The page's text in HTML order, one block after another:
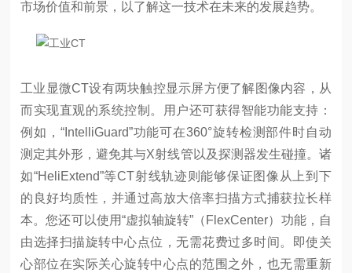
市场价值和前景，以了解这一技术在未来的发展趋势。
工业显微CT设有两块触控显示屏方便了解图像内容，从
而实现直观的系统控制。用户还可获得智能功能支持：
例如，“IntelliGuard”功能可在360°旋转检测部件时自动
测定其外形，避免其与X射线管以及探测器发生碰撞。诸
如“HeliExtend”等CT射线轨迹则能够保证图像从上到下
的良好均质性，并通过高放大倍率扫描方式捕获拉长样
本。您还可以使用“虚拟轴旋转”（FlexCenter）功能，自
由选择扫描旋转中心点位，无需花费过多时间。即使关
心部位在实际关心旋转中心点的范围之外，也无需重新